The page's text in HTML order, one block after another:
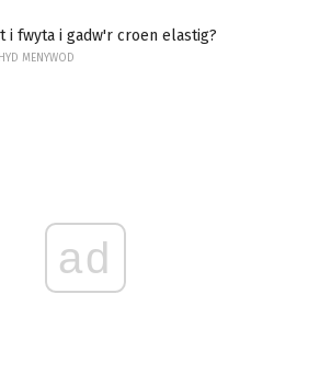
i fwyta i gadw'r croen elastig?
MENYWOD
ad